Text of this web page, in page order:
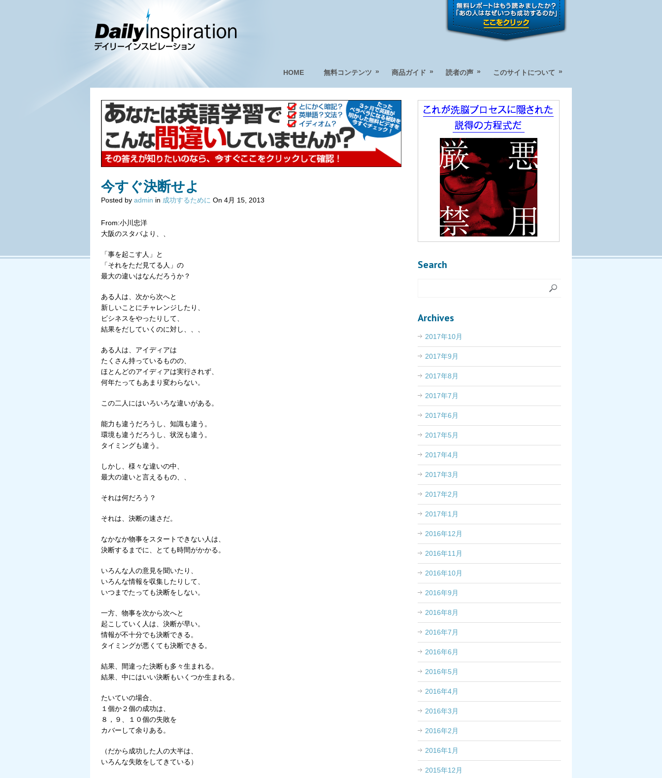
HOME 無料コンテンツ » 商品ガイド » 読者の声 » このサイトについて »
今すぐ決断せよ
Posted by admin in 成功するために On 4月 15, 2013
From:小川忠洋
大阪のスタバより、、
「事を起こす人」と
「それをただ見てる人」の
最大の違いはなんだろうか？
ある人は、次から次へと
新しいことにチャレンジしたり、
ビシネスをやったりして、
結果をだしていくのに対し、、、
ある人は、アイディアは
たくさん持っているものの、
ほとんどのアイディアは実行されず、
何年たってもあまり変わらない。
この二人にはいろいろな違いがある。
能力も違うだろうし、知識も違う。
環境も違うだろうし、状況も違う。
タイミングも違う。
しかし、様々な違いの中、
最大の違いと言えるもの、、
それは何だろう？
それは、決断の速さだ。
なかなか物事をスタートできない人は、
決断するまでに、とても時間がかかる。
いろんな人の意見を聞いたり、
いろんな情報を収集したりして、
いつまでたっても決断をしない。
一方、物事を次から次へと
起こしていく人は、決断が早い。
情報が不十分でも決断できる。
タイミングが悪くても決断できる。
結果、間違った決断も多々生まれる。
結果、中にはいい決断もいくつか生まれる。
たいていの場合、
１個か２個の成功は、
８，９、１０個の失敗を
カバーして余りある。
（だから成功した人の大半は、
いろんな失敗をしてきている）
Search
Archives
2017年10月
2017年9月
2017年8月
2017年7月
2017年6月
2017年5月
2017年4月
2017年3月
2017年2月
2017年1月
2016年12月
2016年11月
2016年10月
2016年9月
2016年8月
2016年7月
2016年6月
2016年5月
2016年4月
2016年3月
2016年2月
2016年1月
2015年12月